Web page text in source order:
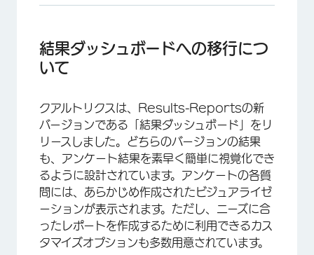
質問ページ vs. カスタムページの移行
結果へのアクセス
レポートの編集
ページの追加
ビジュアライゼーションの追加と編集
フィルタの追加
結果の共有
FAQs
結果ダッシュボードへの移行につ
いて
クアルトリクスは、Results-Reportsの新
バージョンである「結果ダッシュボード」をリ
リースしました。どちらのバージョンの結果
も、アンケート結果を素早く簡単に視覚化でき
るように設計されています。アンケートの各質
問には、あらかじめ作成されたビジュアライゼ
ーションが表示されます。ただし、ニーズに合
ったレポートを作成するために利用できるカス
タマイズオプションも多数用意されています。